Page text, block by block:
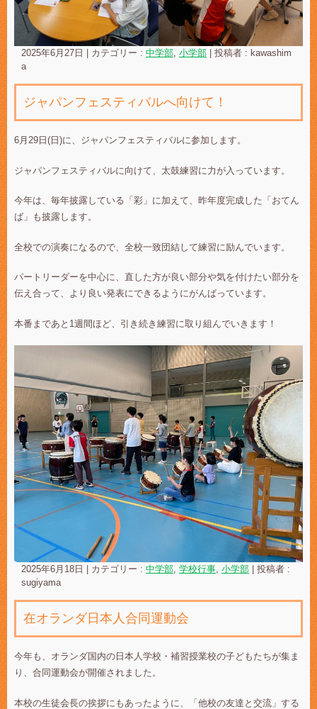
2025年6月27日 カテゴリー : 中学部, 小学部
投稿者 : kawashim
a
ジャパンフェスティバルへ向けて！
6月29日(日)に、ジャパンフェスティバルに参加します。
ジャパンフェスティバルに向けて、太鼓練習に力が入っています。
今年は、毎年披露している「彩」に加えて、昨年度完成した「おてん
ば」も披露します。
全校での演奏になるので、全校一致団結して練習に励んでいます。
パートリーダーを中心に、直した方が良い部分や気を付けたい部分を
伝え合って、より良い発表にできるようにがんばっています。
本番まであと1週間ほど、引き続き練習に取り組んでいきます！
2025年6月18日 カテゴリー : 中学部, 学校行事, 小学部
投稿者 :
sugiyama
在オランダ日本人合同運動会
今年も、オランダ国内の日本人学校・補習授業校の子どもたちが集ま
り、合同運動会が開催されました。
本校の生徒会長の挨拶にもあったように、「他校の友達と交流」する